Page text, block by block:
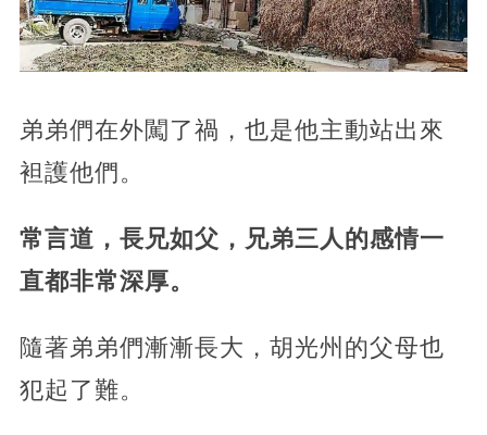
弟弟們在外闖了禍，也是他主動站出來
袒護他們。
常言道，長兄如父，兄弟三人的感情一
直都非常深厚。
隨著弟弟們漸漸長大，胡光州的父母也
犯起了難。